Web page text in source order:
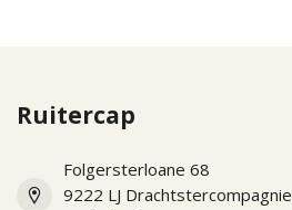
Ruitercap
Folgersterloane 68
9222 LJ Drachtstercompagnie